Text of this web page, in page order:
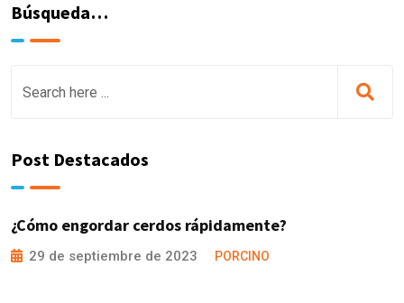
Búsqueda…
Post Destacados
¿Cómo engordar cerdos rápidamente?
29 de septiembre de 2023 PORCINO